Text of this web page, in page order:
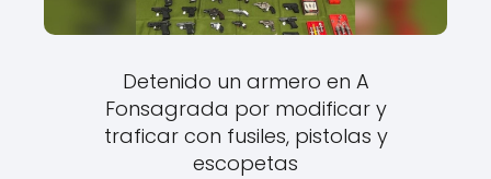
Detenido un armero en A
Fonsagrada por modificar y
traficar con fusiles, pistolas y
escopetas